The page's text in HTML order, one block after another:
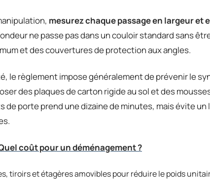
mesurez chaque passage en largeur et
ne passe pas dans un couloir standard sans
et des couvertures de protection aux angles.
le règlement impose généralement de prévenir le
des plaques de carton rigide au sol et des
de porte prend une dizaine de minutes, mais évite
coût pour un déménagement ?
tiroirs et étagères amovibles pour réduire le poids